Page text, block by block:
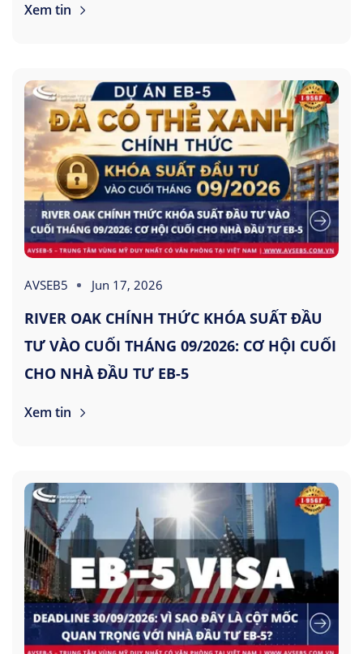
Xem tin
AVSEB5 Jun 17, 2026
RIVER OAK CHÍNH THỨC KHÓA SUẤT ĐẦU
TƯ VÀO CUỐI THÁNG 09/2026: CƠ HỘI CUỐI
CHO NHÀ ĐẦU TƯ EB-5
Xem tin